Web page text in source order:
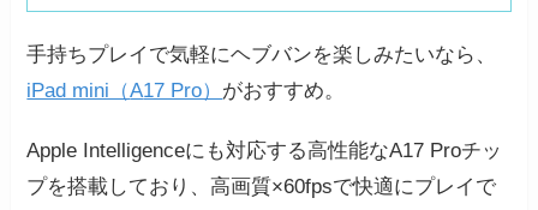
手持ちプレイで気軽にヘブバンを楽しみたいなら、
iPad mini（A17 Pro） がおすすめ。
Apple Intelligenceにも対応する高性能なA17 Proチッ
プを搭載しており、高画質×60fpsで快適にプレイで